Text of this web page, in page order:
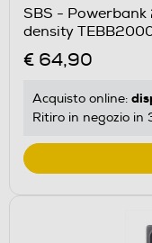
SBS -
density
€ 64,90
Acquisto online:
Ritiro in negozio in